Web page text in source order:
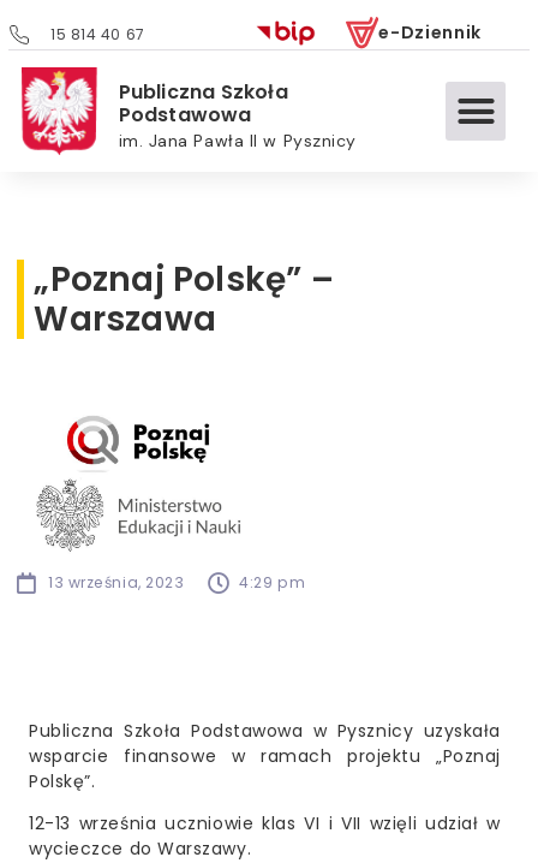
15 814 40 67 e-Dziennik
Publiczna Szkoła
Podstawowa
im. Jana Pawła II w Pysznicy
„Poznaj Polskę” –
Warszawa
13 września, 2023 4:29 pm
Publiczna Szkoła Podstawowa w Pysznicy uzyskała
wsparcie finansowe w ramach projektu „Poznaj
Polskę”.
12-13 września uczniowie klas VI i VII wzięli udział w
wycieczce do Warszawy.